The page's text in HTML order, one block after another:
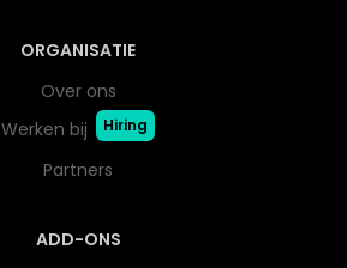
ORGANISATIE
Over ons
Werken bij
Hiring
Partners
ADD-ONS